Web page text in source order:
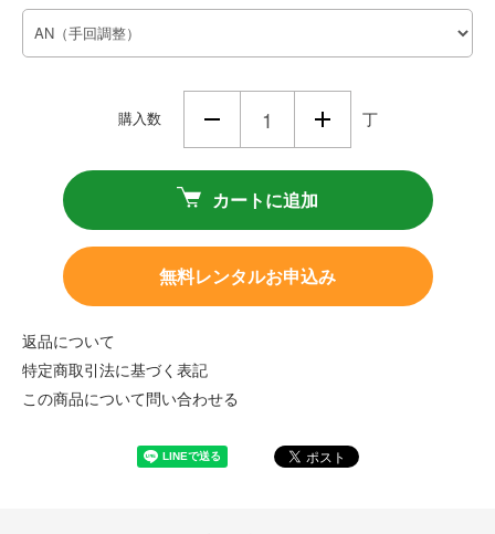
購入数 丁
カートに追加
無料レンタルお申込み
返品について
特定商取引法に基づく表記
この商品について問い合わせる